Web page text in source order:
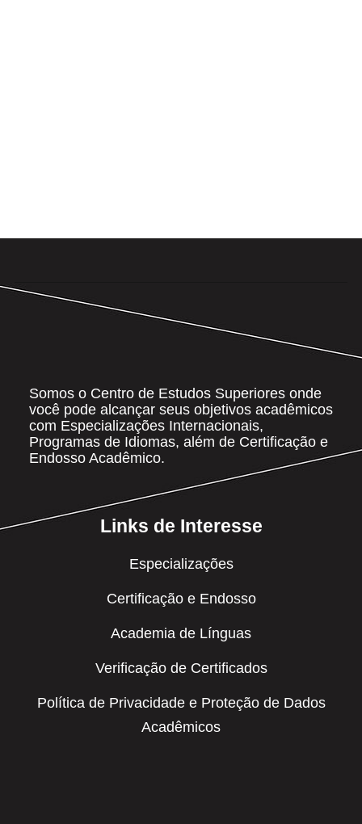
Somos o Centro de Estudos Superiores onde
você pode alcançar seus objetivos acadêmicos
com Especializações Internacionais,
Programas de Idiomas, além de Certificação e
Endosso Acadêmico.
Links de Interesse
Especializações
Certificação e Endosso
Academia de Línguas
Verificação de Certificados
Política de Privacidade e Proteção de Dados
Acadêmicos